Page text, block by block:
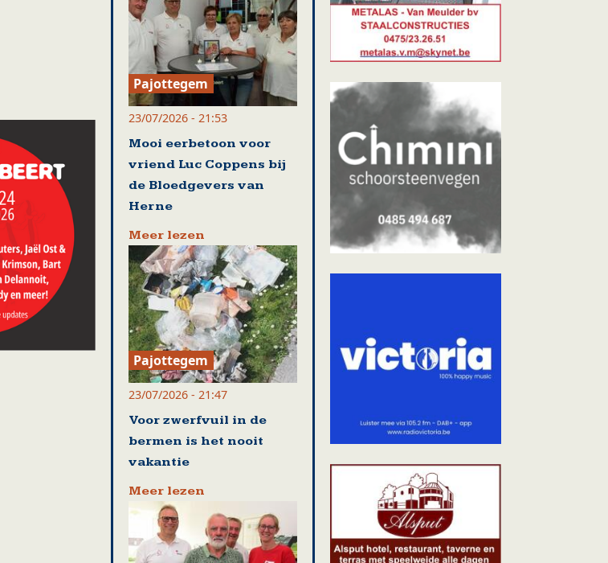
Pajottegem
23/07/2026 - 21:53
Mooi eerbetoon voor
vriend Luc Coppens bij
de Bloedgevers van
Herne
Meer lezen
Pajottegem
23/07/2026 - 21:47
Voor zwerfvuil in de
bermen is het nooit
vakantie
Meer lezen